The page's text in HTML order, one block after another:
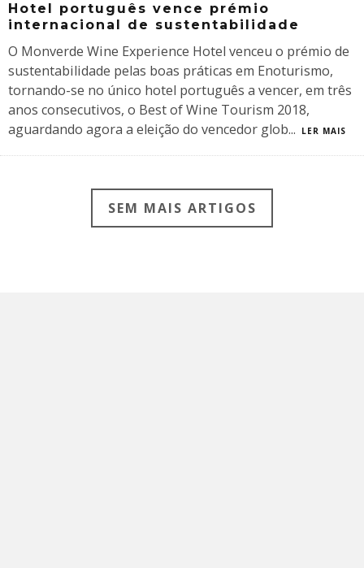
Hotel português vence prémio
internacional de sustentabilidade
O Monverde Wine Experience Hotel venceu o prémio de
sustentabilidade pelas boas práticas em Enoturismo,
tornando-se no único hotel português a vencer, em três
anos consecutivos, o Best of Wine Tourism 2018,
aguardando agora a eleição do vencedor glob... LER MAIS
SEM MAIS ARTIGOS